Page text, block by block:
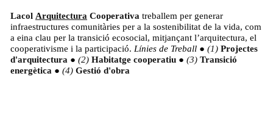
Lacol Arquitectura Cooperativa treballem per generar
infraestructures comunitàries per a la sostenibilitat de la vida, com
a eina clau per la transició ecosocial, mitjançant l’arquitectura, el
cooperativisme i la participació. Línies de Treball ●
Projectes
d'arquitectura ● Habitatge cooperatiu ●
Transició
energètica ● Gestió d'obra